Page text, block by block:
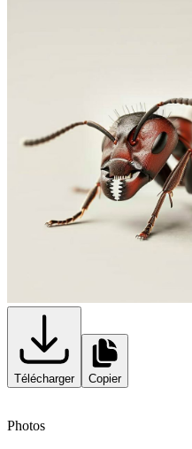
Télécharger Copier
Photos